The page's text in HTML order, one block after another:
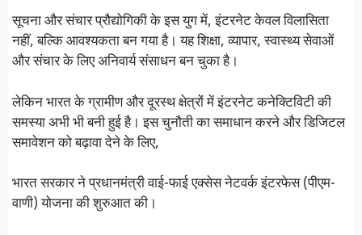
सूचना और संचार प्रौद्योगिकी के इस युग में, इंटरनेट केवल विलासिता
नहीं, बल्कि आवश्यकता बन गया है। यह शिक्षा, व्यापार, स्वास्थ्य सेवाओं
और संचार के लिए अनिवार्य संसाधन बन चुका है।
लेकिन भारत के ग्रामीण और दूरस्थ क्षेत्रों में इंटरनेट कनेक्टिविटी की
समस्या अभी भी बनी हुई है। इस चुनौती का समाधान करने और डिजिटल
समावेशन को बढ़ावा देने के लिए,
भारत सरकार ने प्रधानमंत्री वाई-फाई एक्सेस नेटवर्क इंटरफेस (पीएम-
वाणी) योजना की शुरुआत की।